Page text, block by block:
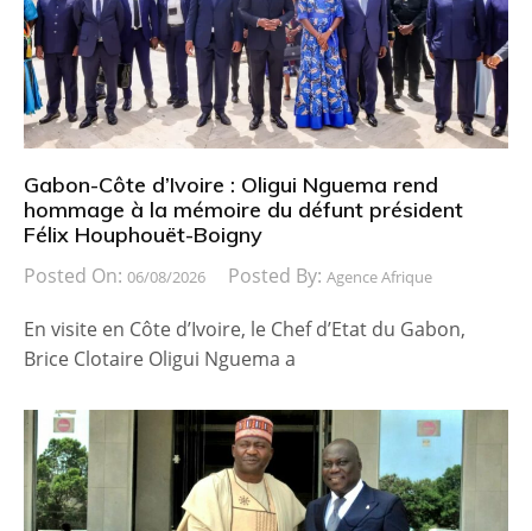
Gabon-Côte d’Ivoire : Oligui Nguema rend
hommage à la mémoire du défunt président
Félix Houphouët-Boigny
Posted On: 06/08/2026 Posted By: Agence Afrique
En visite en Côte d’Ivoire, le Chef d’Etat du Gabon,
Brice Clotaire Oligui Nguema a